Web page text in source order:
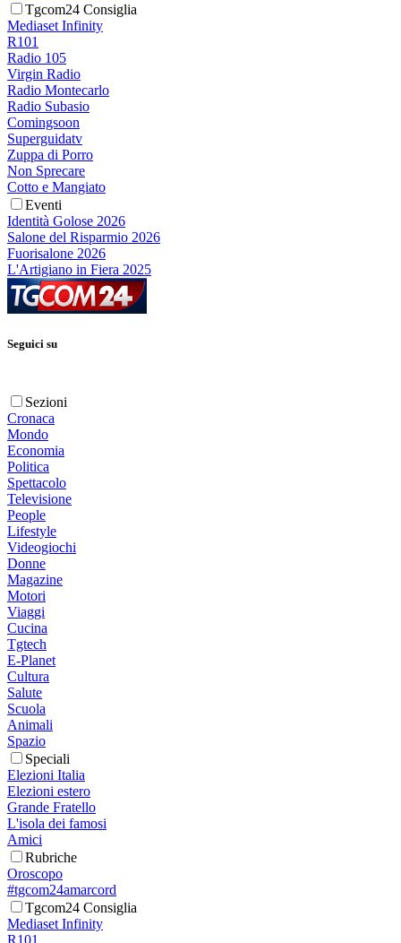
Tgcom24 Consiglia
Mediaset Infinity
R101
Radio 105
Virgin Radio
Radio Montecarlo
Radio Subasio
Comingsoon
Superguidatv
Zuppa di Porro
Non Sprecare
Cotto e Mangiato
Eventi
Identità Golose 2026
Salone del Risparmio 2026
Fuorisalone 2026
L'Artigiano in Fiera 2025
Seguici su
Sezioni
Cronaca
Mondo
Economia
Politica
Spettacolo
Televisione
People
Lifestyle
Videogiochi
Donne
Magazine
Motori
Viaggi
Cucina
Tgtech
E-Planet
Cultura
Salute
Scuola
Animali
Spazio
Speciali
Elezioni Italia
Elezioni estero
Grande Fratello
L'isola dei famosi
Amici
Rubriche
Oroscopo
#tgcom24amarcord
Tgcom24 Consiglia
Mediaset Infinity
R101